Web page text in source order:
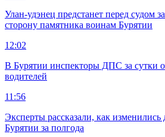
Улан-удэнец предстанет перед судом
сторону памятника воинам Бурятии
12:02
В Бурятии инспекторы ДПС за сутки
водителей
11:56
Эксперты рассказали, как
Бурятии за полгода